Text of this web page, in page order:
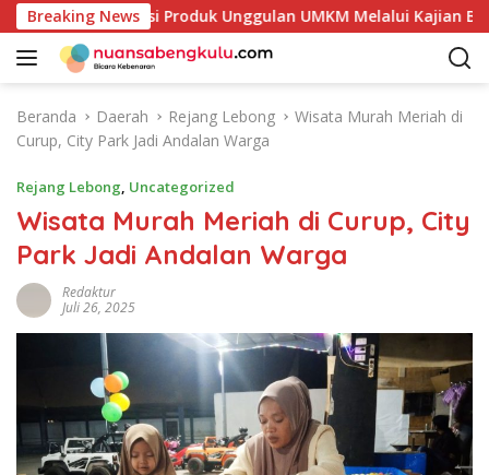
a
Breaking News
Potensi Produk Unggulan UMKM Melalui Kajian Bank
Beranda Daerah Rejang Lebong
Wisata Murah Meriah di
Curup, City Park Jadi Andalan Warga
Rejang Lebong, Uncategorized
Wisata Murah Meriah di Curup, City
Park Jadi Andalan Warga
Redaktur
Juli 26, 2025